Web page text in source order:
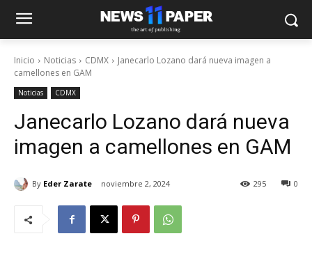
Inicio Noticias CDMX
Janecarlo Lozano dará nueva imagen a
camellones en GAM
Noticias CDMX
Janecarlo Lozano dará nueva
imagen a camellones en GAM
By Eder Zarate noviembre 2, 2024 0
295